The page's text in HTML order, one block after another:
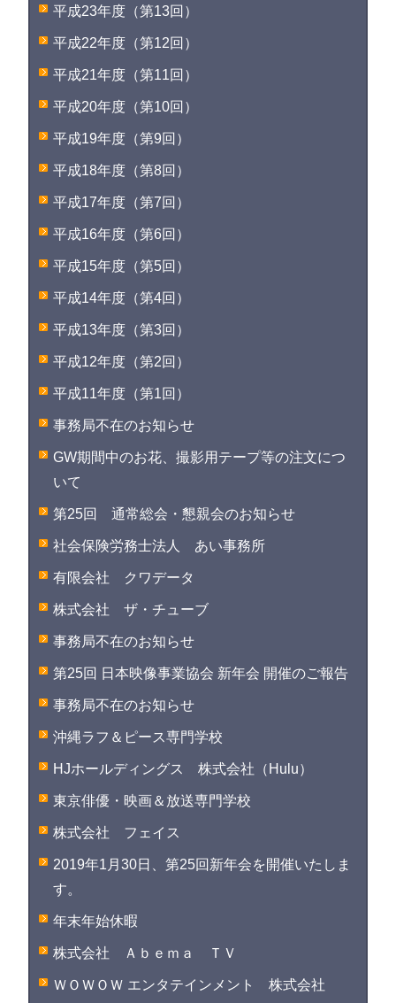
平成23年度（第13回）
平成22年度（第12回）
平成21年度（第11回）
平成20年度（第10回）
平成19年度（第9回）
平成18年度（第8回）
平成17年度（第7回）
平成16年度（第6回）
平成15年度（第5回）
平成14年度（第4回）
平成13年度（第3回）
平成12年度（第2回）
平成11年度（第1回）
事務局不在のお知らせ
GW期間中のお花、撮影用テープ等の注文につ
いて
第25回 通常総会・懇親会のお知らせ
社会保険労務士法人 あい事務所
有限会社 クワデータ
株式会社 ザ・チューブ
事務局不在のお知らせ
第25回 日本映像事業協会 新年会 開催のご報告
事務局不在のお知らせ
沖縄ラフ＆ピース専門学校
HJホールディングス 株式会社（Hulu）
東京俳優・映画＆放送専門学校
株式会社 フェイス
2019年1月30日、第25回新年会を開催いたしま
す。
年末年始休暇
株式会社 Ａｂｅｍａ ＴＶ
ＷＯＷＯＷ エンタテインメント 株式会社